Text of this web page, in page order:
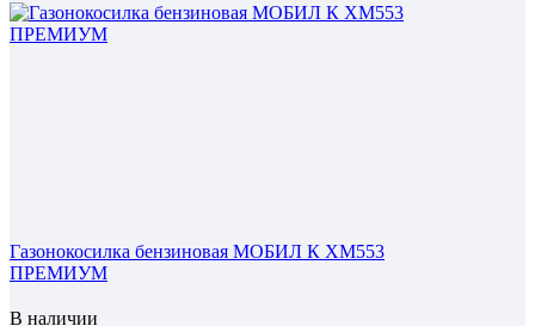
Газонокосилка бензиновая МОБИЛ К XM553
ПРЕМИУМ
В наличии